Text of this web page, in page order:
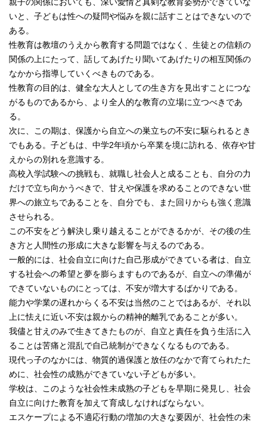
親子の関係においても、深い愛情と真剣な教育姿勢ができていな
いと、子どもは性への疑問や悩みを親に話すことはできないので
ある。
性教育は教壇のうえから教育する問題ではなく、生徒との信頼の
関係の上にたって、話してあげたり聞いてあげたりの相互関係の
なかから指導していくべきものである。
性教育の目的は、健全な大人としての生き方を見出すことにつな
がるものであるから、より全人的な教育の立場に立つべきであ
る。
次に、この期は、保護から自立への巣立ちの不安に駆られるとき
でもある。子どもは、中学2年頃から卒業を境に訪れる、依存や甘
えからの別れを意識する。
高校入学試験への挑戦も、就職し社会人と成ることも、自分の力
だけで立ち向かうべきで、甘えや保護を求めることのできない世
界への旅立ちであることを、自分でも、また回りからも強く意識
させられる。
この不安をどう解決し乗り越えることができるかが、その後の生
き方と人間性の形成に大きな影響を与えるのである。
一般的には、社会自立に向けた自己形成ができている者は、自立
する社会への希望と夢を膨らますものであるが、自立への準備が
できていないものにとっては、不安が増大するばかりである。
能力や学業の遅れからくる不安は当然のことではあるが、それ以
上に怯えに近い不安は親からの精神的離乳であることが多い。
我儘と甘えのみで生きてきたものが、自立と責任を負う生活に入
ることは苦痛と混乱で自己統制ができなくなるものである。
現代っ子のなかには、物質的過保護と放任のなかで育てられたた
めに、社会性の成熟ができていない子どもが多い。
学校は、このような社会性未成熟の子どもを早期に発見し、社会
自立に向けた教育を加えて育成しなければならない。
エスケープによる不適応行動の増加の大きな要因が、社会性の未